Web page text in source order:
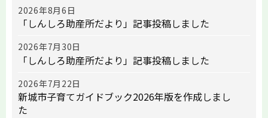
2026年8月6日
「しんしろ助産所だより」記事投稿しました
2026年7月30日
「しんしろ助産所だより」記事投稿しました
2026年7月22日
新城市子育てガイドブック2026年版を作成しまし
た